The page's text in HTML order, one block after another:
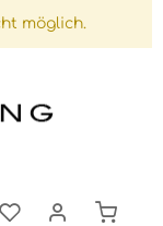
möglich.